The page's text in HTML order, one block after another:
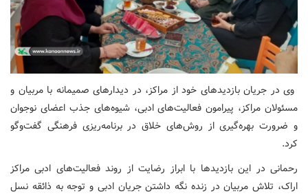
وی در جریان بازدیدهای خود از مراکز، در دیدارهای صمیمانه با مربیان و
مسئولان مراکز، پیرامون فعالیت‌های ادبی، شیوه‌های جذب اعضای نوجوان
و ضرورت بهره‌گیری از روش‌های خلاق در برنامه‌ریزی فرهنگی گفت‌وگو
کرد.
رحمانی در این بازدیدها با ابراز رضایت از روند فعالیت‌های ادبی مراکز
اراک، تلاش مربیان در زنده نگه داشتن جریان ادبی و توجه به ذائقه نسل